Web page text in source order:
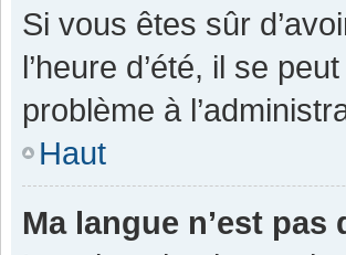
Si vous êtes sûr
l’heure d’été, il se
problème à
Haut
Ma langue n’est